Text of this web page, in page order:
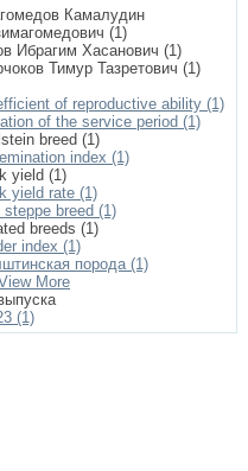
Камалудин
(1)
Ибрагим Хасанович (1)
Тимур Тазретович (1)
of reproductive ability (1)
of the service period (1)
breed (1)
index (1)
yield (1)
yield rate (1)
steppe breed (1)
breeds (1)
index (1)
порода (1)
More
(1)